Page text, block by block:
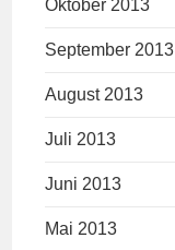
Oktober 2013
September 2013
August 2013
Juli 2013
Juni 2013
Mai 2013